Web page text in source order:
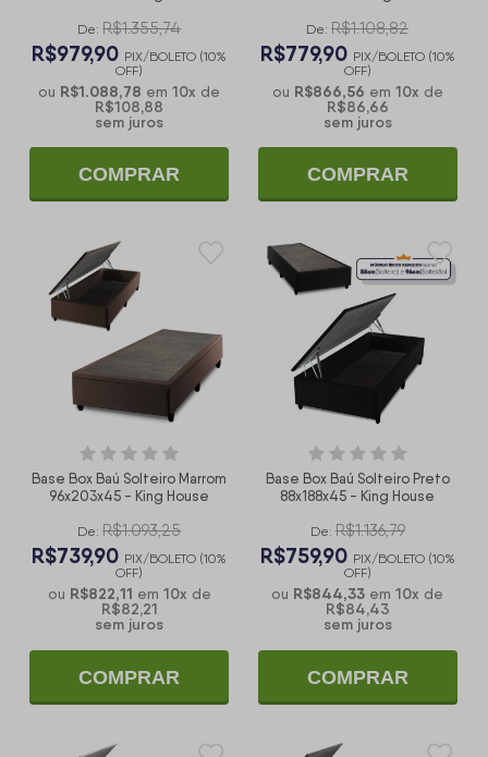
De: R$1.355,74
R$979,90 PIX/BOLETO (10%
OFF)
ou R$1.088,78 em10x de
R$108,88
sem juros
COMPRAR
De: R$1.108,82
R$779,90 PIX/BOLETO (10%
OFF)
ou R$866,56 em 10x de
R$86,66
sem juros
COMPRAR
Base Box Baú Solteiro Marrom
96x203x45 - King House
De: R$1.093,25
R$739,90 PIX/BOLETO (10%
OFF)
ou R$822,11 em 10x de
R$82,21
sem juros
COMPRAR
Base Box Baú Solteiro Preto
88x188x45 - King House
De: R$1.136,79
R$759,90 PIX/BOLETO (10%
OFF)
ou R$844,33 em10x de
R$84,43
sem juros
COMPRAR